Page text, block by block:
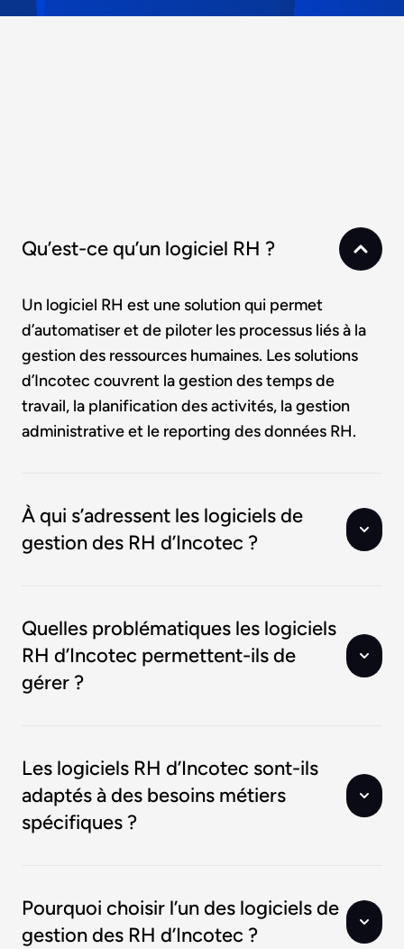
Qu’est-ce qu’un logiciel RH ?
Un logiciel RH est une solution qui permet
d’automatiser et de piloter les processus liés à la
gestion des ressources humaines. Les solutions
d’Incotec couvrent la gestion des temps de
travail, la planification des activités, la gestion
administrative et le reporting des données RH.
À qui s’adressent les logiciels de
gestion des RH d’Incotec ?
Quelles problématiques les logiciels
RH d’Incotec permettent-ils de
gérer ?
Les logiciels RH d’Incotec sont-ils
adaptés à des besoins métiers
spécifiques ?
Pourquoi choisir l’un des logiciels de
gestion des RH d’Incotec ?